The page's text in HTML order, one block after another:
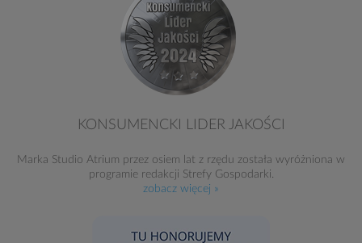
KONSUMENCKI LIDER JAKOŚCI
Marka Studio Atrium przez osiem lat z rzędu została wyróżniona w
programie redakcji Strefy Gospodarki.
zobacz więcej »